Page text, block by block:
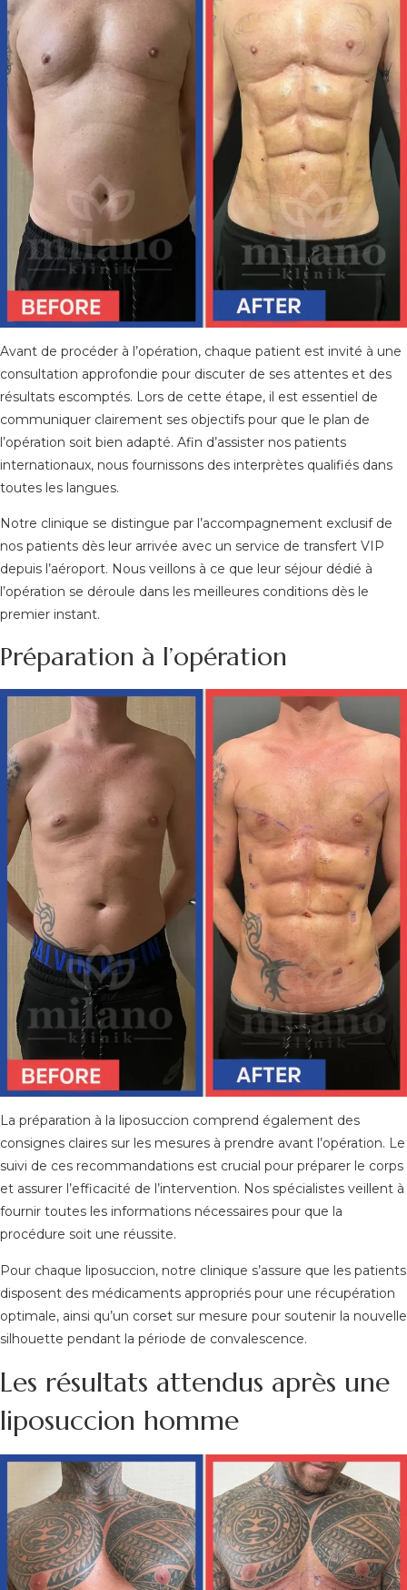
Avant de procéder à l’opération, chaque patient est invité à une
consultation approfondie pour discuter de ses attentes et des
résultats escomptés. Lors de cette étape, il est essentiel de
communiquer clairement ses objectifs pour que le plan de
l’opération soit bien adapté. Afin d’assister nos patients
internationaux, nous fournissons des interprètes qualifiés dans
toutes les langues.
Notre clinique se distingue par l’accompagnement exclusif de
nos patients dès leur arrivée avec un service de transfert VIP
depuis l’aéroport. Nous veillons à ce que leur séjour dédié à
l’opération se déroule dans les meilleures conditions dès le
premier instant.
Préparation à l’opération
La préparation à la liposuccion comprend également des
consignes claires sur les mesures à prendre avant l’opération. Le
suivi de ces recommandations est crucial pour préparer le corps
et assurer l’efficacité de l’intervention. Nos spécialistes veillent à
fournir toutes les informations nécessaires pour que la
procédure soit une réussite.
Pour chaque liposuccion, notre clinique s’assure que les patients
disposent des médicaments appropriés pour une récupération
optimale, ainsi qu’un corset sur mesure pour soutenir la nouvelle
silhouette pendant la période de convalescence.
Les résultats attendus après une
liposuccion homme